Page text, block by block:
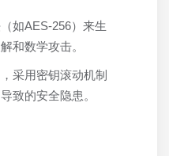
如AES-256）来生
和数学攻击。
采用密钥滚动机制
致的安全隐患。